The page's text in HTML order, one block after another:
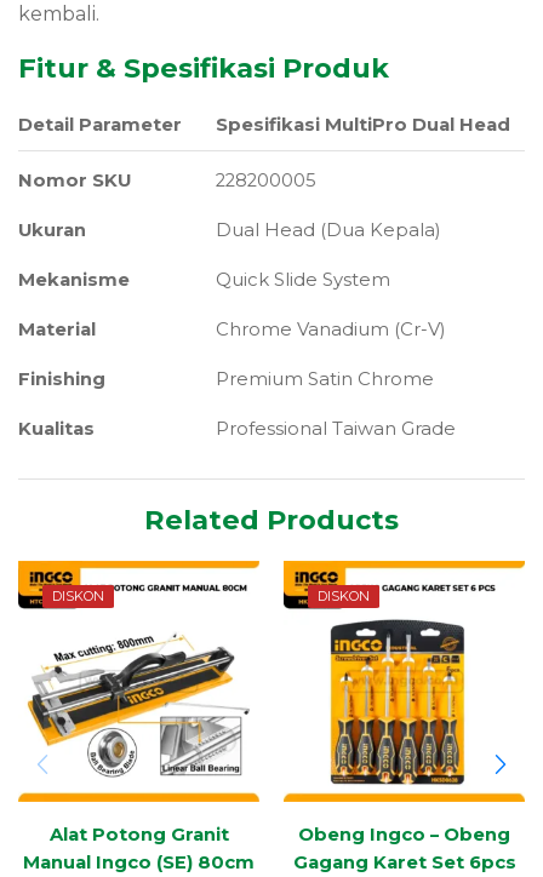
kembali.
Fitur & Spesifikasi Produk
Detail Parameter Spesifikasi MultiPro Dual Head
Nomor SKU 228200005
Ukuran Dual Head (Dua Kepala)
Mekanisme Quick Slide System
Material Chrome Vanadium (Cr-V)
Finishing Premium Satin Chrome
Kualitas Professional Taiwan Grade
Related Products
DISKON
Alat Potong Granit
Manual Ingco (SE) 80cm
DISKON
Obeng Ingco – Obeng
Gagang Karet Set 6pcs